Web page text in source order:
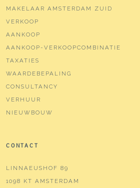
MAKELAAR AMSTERDAM ZUID
VERKOOP
AANKOOP
AANKOOP-VERKOOPCOMBINATIE
TAXATIES
WAARDEBEPALING
CONSULTANCY
VERHUUR
NIEUWBOUW
CONTACT
LINNAEUSHOF 89
1098 KT AMSTERDAM